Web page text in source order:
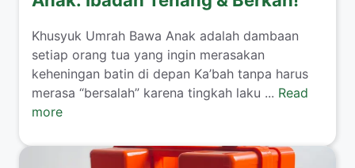
​Khusyuk Umrah Bawa Anak adalah dambaan
setiap orang tua yang ingin merasakan
keheningan batin di depan Ka’bah tanpa harus
merasa “bersalah” karena tingkah laku ... Read
more